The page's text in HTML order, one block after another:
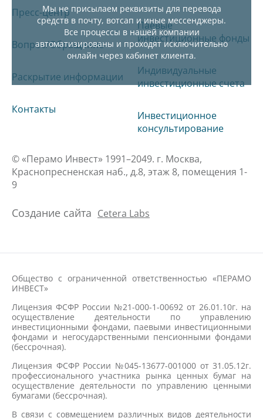
Пресс-центр
Вопрос/Обращение
Раскрытие информации
Контакты
Паевые
инвестиционные фонды
Индивидуальные
инвестиционные счета
Инвестиционное
консультирование
© «Перамо Инвест» 1991–2049. г. Москва,
Краснопресненская наб., д.8, этаж 8, помещения 1-
9
Создание сайта Cetera Labs
Общество с ограниченной ответственностью «ПЕРАМО
ИНВЕСТ»
Лицензия ФСФР России №21-000-1-00692 от 26.01.10г. на
осуществление деятельности по управлению
инвестиционными фондами, паевыми инвестиционными
фондами и негосударственными пенсионными фондами
(бессрочная).
Лицензия ФСФР России №045-13677-001000 от 31.05.12г.
профессионального участника рынка ценных бумаг на
осуществление деятельности по управлению ценными
бумагами (бессрочная).
В связи с совмещением различных видов деятельности
Мы не присылаем реквизиты для перевода
средств в почту, вотсап и иные мессенджеры.
Все процессы в нашей компании
автоматизированы и проходят исключительно
онлайн через кабинет клиента.